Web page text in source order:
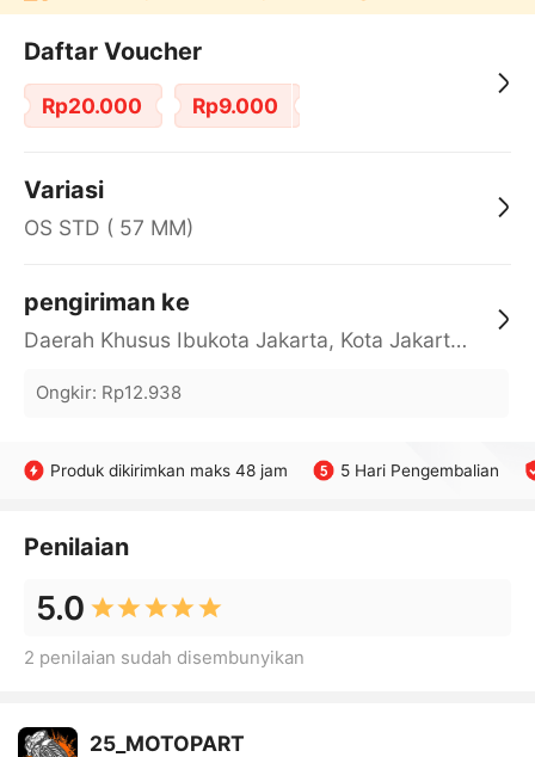
Daftar Voucher
Rp20.000 Rp9.000
Variasi
OS STD ( 57 MM)
pengiriman ke
Daerah Khusus Ibukota Jakarta, Kota Jakarta Barat, Cengkareng, yy
Ongkir: Rp12.938
Produk dikirimkan maks 48 jam 5 Hari Pengembalian
Penilaian
5.0
2 penilaian sudah disembunyikan
25_MOTOPART